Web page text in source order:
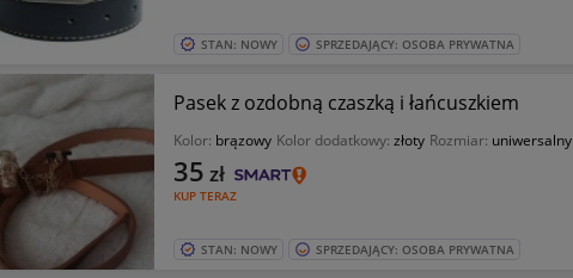
STAN: NOWY SPRZEDAJĄCY: OSOBA PRYWATNA
Pasek z ozdobną czaszką i łańcuszkiem
Kolor: brązowy Kolor dodatkowy: złoty Rozmiar: uniwersalny
KUP TERAZ
35 zł
STAN: NOWY SPRZEDAJĄCY: OSOBA PRYWATNA